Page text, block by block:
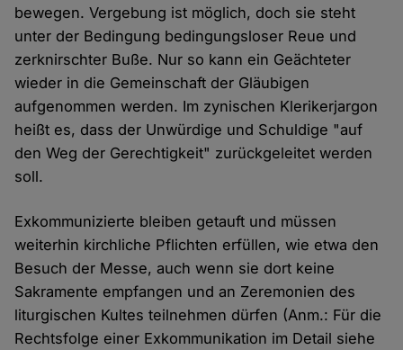
bewegen. Vergebung ist möglich, doch sie steht
unter der Bedingung bedingungsloser Reue und
zerknirschter Buße. Nur so kann ein Geächteter
wieder in die Gemeinschaft der Gläubigen
aufgenommen werden. Im zynischen Klerikerjargon
heißt es, dass der Unwürdige und Schuldige "auf
den Weg der Gerechtigkeit" zurückgeleitet werden
soll.
Exkommunizierte bleiben getauft und müssen
weiterhin kirchliche Pflichten erfüllen, wie etwa den
Besuch der Messe, auch wenn sie dort keine
Sakramente empfangen und an Zeremonien des
liturgischen Kultes teilnehmen dürfen (Anm.: Für die
Rechtsfolge einer Exkommunikation im Detail siehe